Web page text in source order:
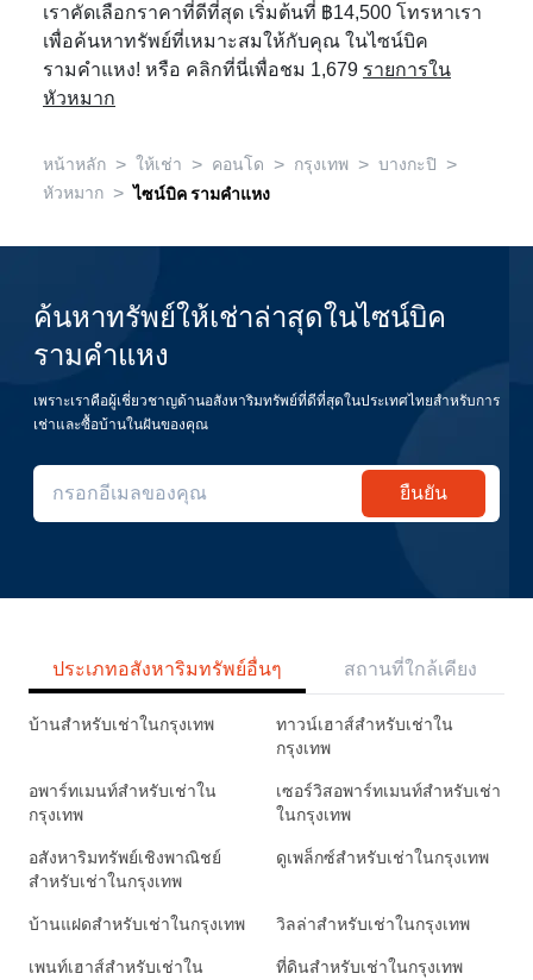
เราคัดเลือกราคาที่ดีที่สุด เริ่มต้นที่ ฿14,500 โทรหาเรา
เพื่อค้นหาทรัพย์ที่เหมาะสมให้กับคุณ ในไซน์บิค
รามคำแหง! หรือ คลิกที่นี่เพื่อชม 1,679 รายการใน
หัวหมาก
หน้าหลัก > ให้เช่า > คอนโด > กรุงเทพ > บางกะปิ >
หัวหมาก > ไซน์บิค รามคำแหง
ค้นหาทรัพย์ให้เช่าล่าสุดในไซน์บิค
รามคำแหง
เพราะเราคือผู้เชี่ยวชาญด้านอสังหาริมทรัพย์ที่ดีที่สุดในประเทศไทยสำหรับการ
เช่าและซื้อบ้านในฝันของคุณ
ยืนยัน
ประเภทอสังหาริมทรัพย์อื่นๆ สถานที่ใกล้เคียง
บ้านสำหรับเช่าในกรุงเทพ
ทาวน์เฮาส์สำหรับเช่าใน
กรุงเทพ
อพาร์ทเมนท์สำหรับเช่าใน
กรุงเทพ
เซอร์วิสอพาร์ทเมนท์สำหรับเช่า
ในกรุงเทพ
อสังหาริมทรัพย์เชิงพาณิชย์
สำหรับเช่าในกรุงเทพ
ดูเพล็กซ์สำหรับเช่าในกรุงเทพ
บ้านแฝดสำหรับเช่าในกรุงเทพ วิลล่าสำหรับเช่าในกรุงเทพ
เพนท์เฮาส์สำหรับเช่าใน
ที่ดินสำหรับเช่าในกรุงเทพ